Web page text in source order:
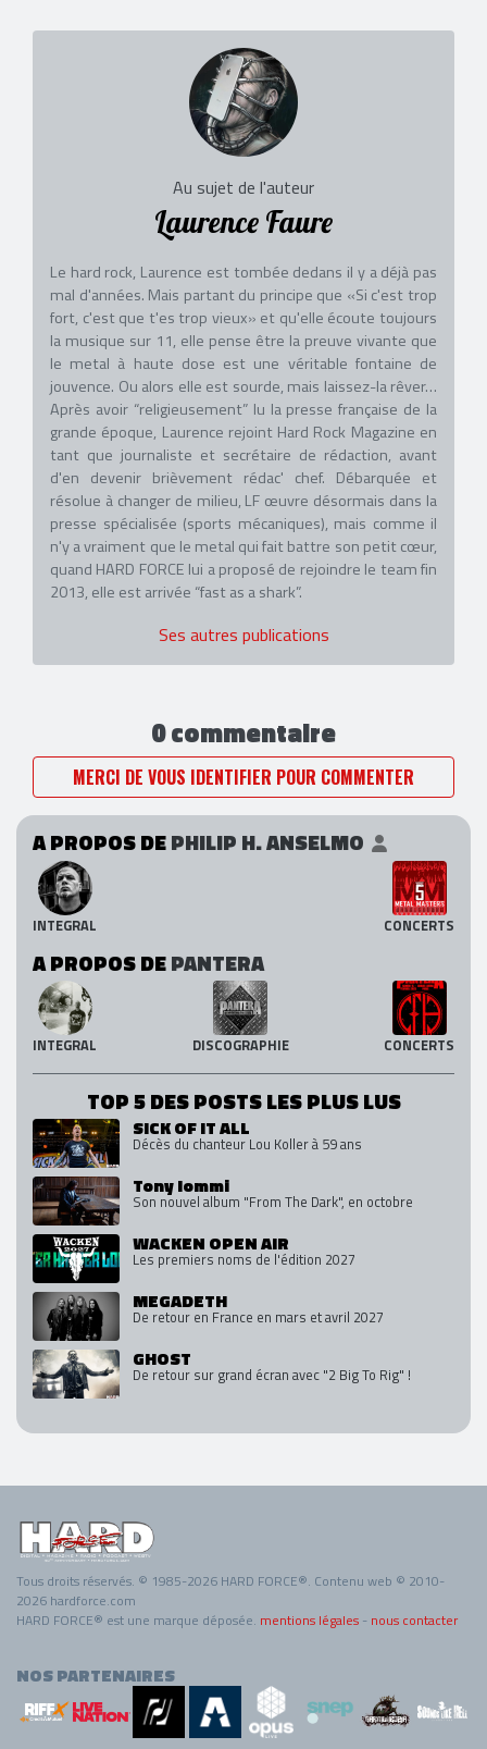
Au sujet de l'auteur
Laurence Faure
Le hard rock, Laurence est tombée dedans il y a déjà pas
mal d'années. Mais partant du principe que «Si c'est trop
fort, c'est que t'es trop vieux» et qu'elle écoute toujours
la musique sur 11, elle pense être la preuve vivante que
le metal à haute dose est une véritable fontaine de
jouvence. Ou alors elle est sourde, mais laissez-la rêver…
Après avoir “religieusement” lu la presse française de la
grande époque, Laurence rejoint Hard Rock Magazine en
tant que journaliste et secrétaire de rédaction, avant
d'en devenir brièvement rédac' chef. Débarquée et
résolue à changer de milieu, LF œuvre désormais dans la
presse spécialisée (sports mécaniques), mais comme il
n'y a vraiment que le metal qui fait battre son petit cœur,
quand HARD FORCE lui a proposé de rejoindre le team fin
2013, elle est arrivée “fast as a shark”.
Ses autres publications
0 commentaire
MERCI DE VOUS IDENTIFIER POUR COMMENTER
A PROPOS DEPHILIP H. ANSELMO
INTEGRAL CONCERTS
A PROPOS DEPANTERA
INTEGRAL DISCOGRAPHIE CONCERTS
TOP 5 DES POSTS LES PLUS LUS
SICK OF IT ALL
Décès du chanteur Lou Koller à 59 ans
Tony Iommi
Son nouvel album "From The Dark", en octobre
WACKEN OPEN AIR
Les premiers noms de l'édition 2027
MEGADETH
De retour en France en mars et avril 2027
GHOST
De retour sur grand écran avec "2 Big To Rig" !
Tous droits réservés. © 1985-2026 HARD FORCE®. Contenu web © 2010-
2026 hardforce.com
HARD FORCE® est une marque déposée. mentions légales - nous contacter
NOS PARTENAIRES